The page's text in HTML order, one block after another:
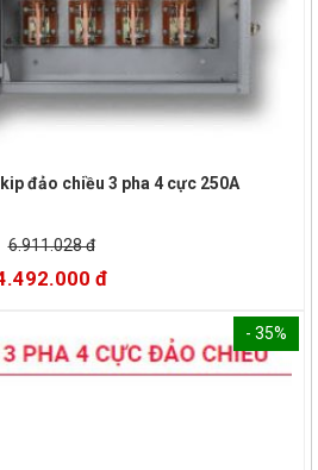
đảo chiều 3 pha 4 cực 250A
6.911.028 đ
đ
- 35%